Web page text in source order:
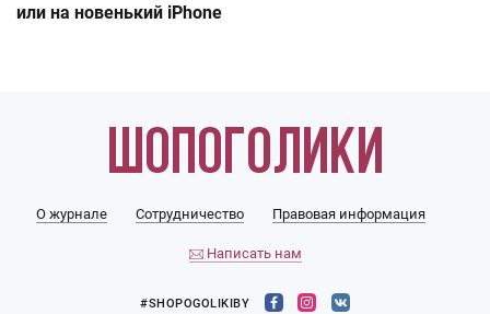
или на новенький iPhone
О журнале Сотрудничество Правовая информация
Написать нам
#SHOPOGOLIKIBY